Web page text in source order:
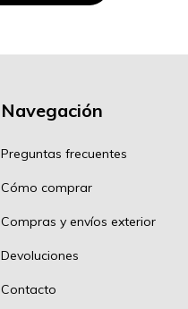
Navegación
Preguntas frecuentes
Cómo comprar
Compras y envíos exterior
Devoluciones
Contacto